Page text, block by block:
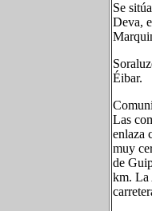
Se
Deva,
Éibar.
Las
enlaza
muy
de
km. La